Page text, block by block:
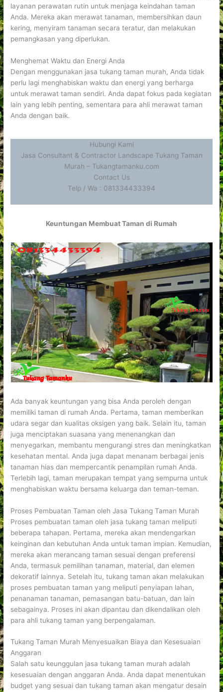
layanan perawatan rutin untuk menjaga keindahan taman
Anda. Mereka akan merawat tanaman, membersihkan daun
kering, menyiram tanaman secara teratur, dan melakukan
pemangkasan yang diperlukan.
Menghemat Waktu dan Energi Anda
Dengan menggunakan jasa tukang taman murah, Anda tidak
perlu lagi menghabiskan waktu dan energi yang berharga
untuk merawat taman sendiri. Anda dapat fokus pada kegiatan
lain yang lebih penting, sementara para ahli merawat taman
Anda dengan baik.
Hubungi Kami
Jasa Consultant & Contractor Landscape Tukang Taman
Murah – Tukangtamanku.com
Contact Us
Telp / Wa : 081334433394
Keuntungan Membuat Taman di Rumah
Ada banyak keuntungan yang bisa Anda peroleh dengan
memiliki taman di rumah Anda. Pertama, taman memberikan
udara segar dan kualitas oksigen yang baik. Selain itu, taman
juga menciptakan suasana yang menenangkan dan
menyegarkan, membantu mengurangi stres dan meningkatkan
kesehatan mental. Anda juga dapat menanam berbagai jenis
tanaman hias dan mempercantik penampilan rumah Anda.
Terlebih lagi, taman merupakan tempat yang sempurna untuk
menghabiskan waktu bersama keluarga dan teman-teman.
Proses Pembuatan Taman oleh Jasa Tukang Taman Murah
Proses pembuatan taman oleh jasa tukang taman meliputi
beberapa tahapan. Pertama, mereka akan mendengarkan
keinginan dan kebutuhan Anda untuk taman impian. Kemudian,
mereka akan merancang taman sesuai dengan preferensi
Anda, termasuk pemilihan tanaman, material, dan elemen
dekoratif lainnya. Setelah itu, tukang taman akan melakukan
proses pembuatan taman yang meliputi penyiapan lahan,
penanaman tanaman, pemasangan batu-batuan, dan lain
sebagainya. Proses ini akan dipantau dan dikendalikan oleh
para ahli tukang taman yang berpengalaman.
Tukang Taman Murah Menyesuaikan Biaya dan Kesesuaian
Anggaran
Salah satu keunggulan jasa tukang taman murah adalah
kesesuaian dengan anggaran Anda. Anda dapat menentukan
budget yang sesuai dan tukang taman akan mengatur desain